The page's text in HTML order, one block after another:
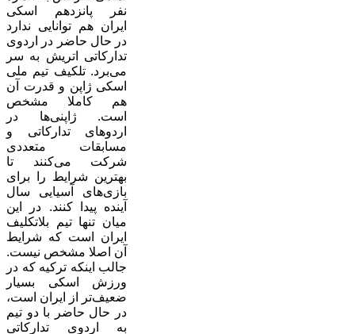
نفر پانزدهم اسکی
ایران هم توانایی ندارد
در حال حاضر در اردوی
تدارکاتی اتریش به سر
می‌برد. تلکیف تیم ملی
اسکی ژاپن و قدرت آن
هم کاملا مشخص
است. ژاپنی‌ها در
اردوهای تدارکاتی و
مسابقات متعددی
شرکت می‌کنند تا
بهترین شرایط را برای
بازی‌های آسیایی سال
آینده پیدا کنند. در این
میان تنها تیم بلاتکلیف
ایران است که شرایط
آن اصلا مشخص نیست.
جالب اینکه ترکیه که در
ورزش اسکی بسیار
ضعیف‌تر از ایران است،
در حال حاضر با دو تیم
به اردوی تدارکاتی